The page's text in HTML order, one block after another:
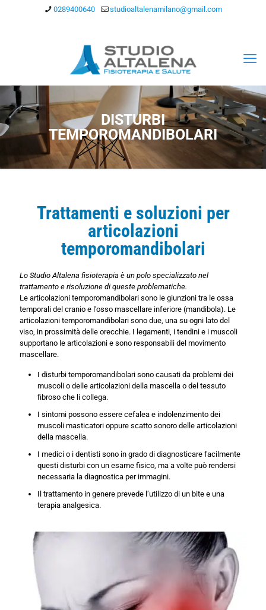
0289400640 studioaltalenamilano@gmail.com
DISTURBI
TEMPOROMANDIBOLARI
Trattamenti e soluzioni per
articolazioni
temporomandibolari
Lo Studio Altalena fisioterapia è un polo specializzato nel
trattamento e risoluzione di queste problematiche.
Le articolazioni temporomandibolari sono le giunzioni tra le ossa
temporali del cranio e l’osso mascellare inferiore (mandibola). Le
articolazioni temporomandibolari sono due, una su ogni lato del
viso, in prossimità delle orecchie. I legamenti, i tendini e i muscoli
supportano le articolazioni e sono responsabili del movimento
mascellare.
I disturbi temporomandibolari sono causati da problemi dei
muscoli o delle articolazioni della mascella o del tessuto
fibroso che li collega.
I sintomi possono essere cefalea e indolenzimento dei
muscoli masticatori oppure scatto sonoro delle articolazioni
della mascella.
I medici o i dentisti sono in grado di diagnosticare facilmente
questi disturbi con un esame fisico, ma a volte può rendersi
necessaria la diagnostica per immagini.
Il trattamento in genere prevede l’utilizzo di un bite e una
terapia analgesica.